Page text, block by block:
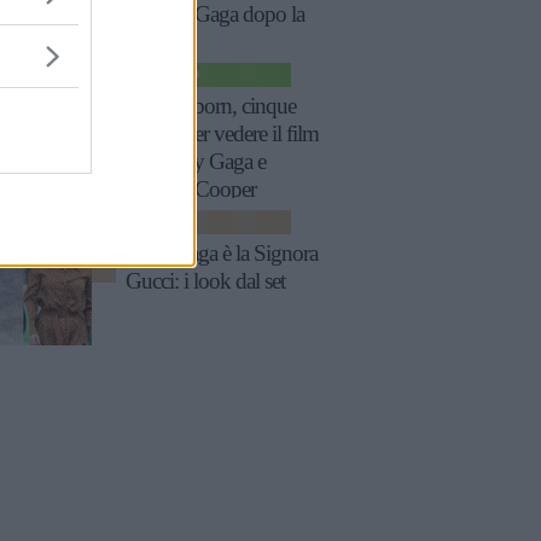
di Lady Gaga dopo la
SPETTACOLO
A star is born, cinque
motivi per vedere il film
con Lady Gaga e
Bradley Cooper
Lady Gaga è la Signora
Gucci: i look dal set